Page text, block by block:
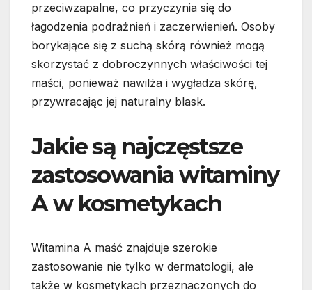
przeciwzapalne, co przyczynia się do
łagodzenia podrażnień i zaczerwienień. Osoby
borykające się z suchą skórą również mogą
skorzystać z dobroczynnych właściwości tej
maści, ponieważ nawilża i wygładza skórę,
przywracając jej naturalny blask.
Jakie są najczęstsze
zastosowania witaminy
A w kosmetykach
Witamina A maść znajduje szerokie
zastosowanie nie tylko w dermatologii, ale
także w kosmetykach przeznaczonych do